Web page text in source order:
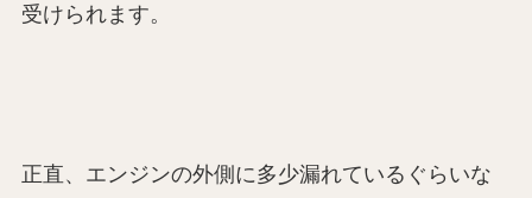
受けられます。
正直、エンジンの外側に多少漏れているぐらいな